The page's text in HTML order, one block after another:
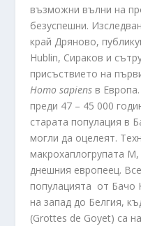
възможни вълни на
безуспешни.
край Дряново,
Hublin, Сираков и
присъствието на
Homo sapiensв
преди 47 – 45 000
старата популация в
могли да оцелеят.
макрохаплогрупата
днешния европеец.
популацията от Бачо
на запад до Белгия,
(Grottes de Goyet) са